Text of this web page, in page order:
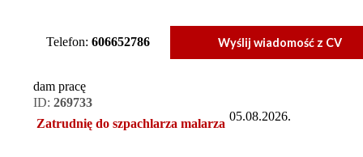
Telefon: 606652786 Wyślij wiadomość z CV
dam pracę
ID: 269733
Zatrudnię do szpachlarza malarza
05.08.2026.